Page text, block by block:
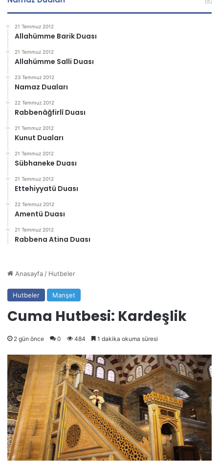
21 Temmuz 2012
Allahümme Barik Duası
21 Temmuz 2012
Allahümme Salli Duası
23 Temmuz 2012
Namaz Duaları
22 Temmuz 2012
Rabbenâğfirlî Duası
21 Temmuz 2012
Kunut Duaları
21 Temmuz 2012
Sübhaneke Duası
21 Temmuz 2012
Ettehiyyatü Duası
22 Temmuz 2012
Amentü Duası
21 Temmuz 2012
Rabbena Atina Duası